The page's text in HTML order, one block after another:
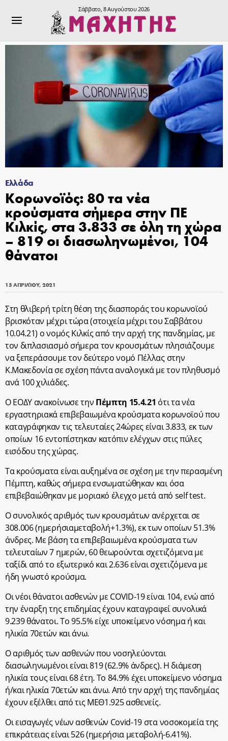
Σάββατο, 8 Αυγούστου 2026
Ελλάδα
Κορωνοϊός: 80 τα νέα
κρούσματα σήμερα στην ΠΕ
Κιλκίς, στα 3.833 σε όλη τη χώρα
– 819 οι διασωληνωμένοι, 104
θάνατοι
15 ΑΠΡΙΛΊΟΥ, 2021
Στη θλιβερή τρίτη θέση της διασποράς του κορωνοϊού
βρισκόταν μέχρι τώρα (στοιχεία μέχρι του Σαββάτου
10.04.21) ο νομός Κιλκίς από την αρχή της πανδημίας, με
τον διπλασιασμό σήμερα τον κρουσμάτων πλησιάζουμε
να ξεπεράσουμε τον δεύτερο νομό Πέλλας στην
Κ.Μακεδονία σε σχέση πάντα αναλογικά με τον πληθυσμό
ανά 100 χιλιάδες.
Ο ΕΟΔΥ ανακοίνωσε την Πέμπτη 15.4.21 ότι τα νέα
εργαστηριακά επιβεβαιωμένα κρούσματα κορωνοϊού που
καταγράφηκαν τις τελευταίες 24ώρες είναι 3.833, εκ των
οποίων 16 εντοπίστηκαν κατόπιν ελέγχων στις πύλες
εισόδου της χώρας.
Τα κρούσματα είναι αυξημένα σε σχέση με την περασμένη
Πέμπτη, καθώς σήμερα ενσωματώθηκαν και όσα
επιβεβαιώθηκαν με μοριακό έλεγχο μετά από self test.
Ο συνολικός αριθμός των κρουσμάτων ανέρχεται σε
308.006 (ημερήσιαμεταβολή+1.3%), εκ των οποίων 51.3%
άνδρες. Με βάση τα επιβεβαιωμένα κρούσματα των
τελευταίων 7 ημερών, 60 θεωρούνται σχετιζόμενα με
ταξίδι από το εξωτερικό και 2.636 είναι σχετιζόμενα με
ήδη γνωστό κρούσμα.
Οι νέοι θάνατοι ασθενών με COVID-19 είναι 104, ενώ από
την έναρξη της επιδημίας έχουν καταγραφεί συνολικά
9.239 θάνατοι. Το 95.5% είχε υποκείμενο νόσημα ή και
ηλικία 70ετών και άνω.
Ο αριθμός των ασθενών που νοσηλεύονται
διασωληνωμένοι είναι 819 (62.9% άνδρες). Η διάμεση
ηλικία τους είναι 68 έτη. To 84.9% έχει υποκείμενο νόσημα
ή/και ηλικία 70ετών και άνω. Από την αρχή της πανδημίας
έχουν εξέλθει από τις ΜΕΘ1.925 ασθενείς.
Οι εισαγωγές νέων ασθενών Covid-19 στα νοσοκομεία της
επικράτειας είναι 526 (ημερήσια μεταβολή-6.41%).